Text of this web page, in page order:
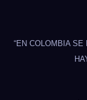
“EN COLOMBIA